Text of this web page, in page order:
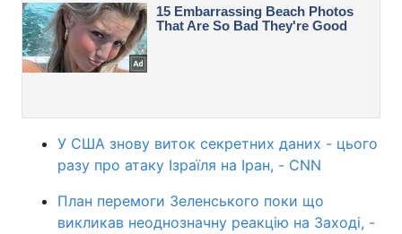
У США знову виток секретних даних - цього
разу про атаку Ізраїля на Іран, - CNN
План перемоги Зеленського поки що
викликав неоднозначну реакцію на Заході, -